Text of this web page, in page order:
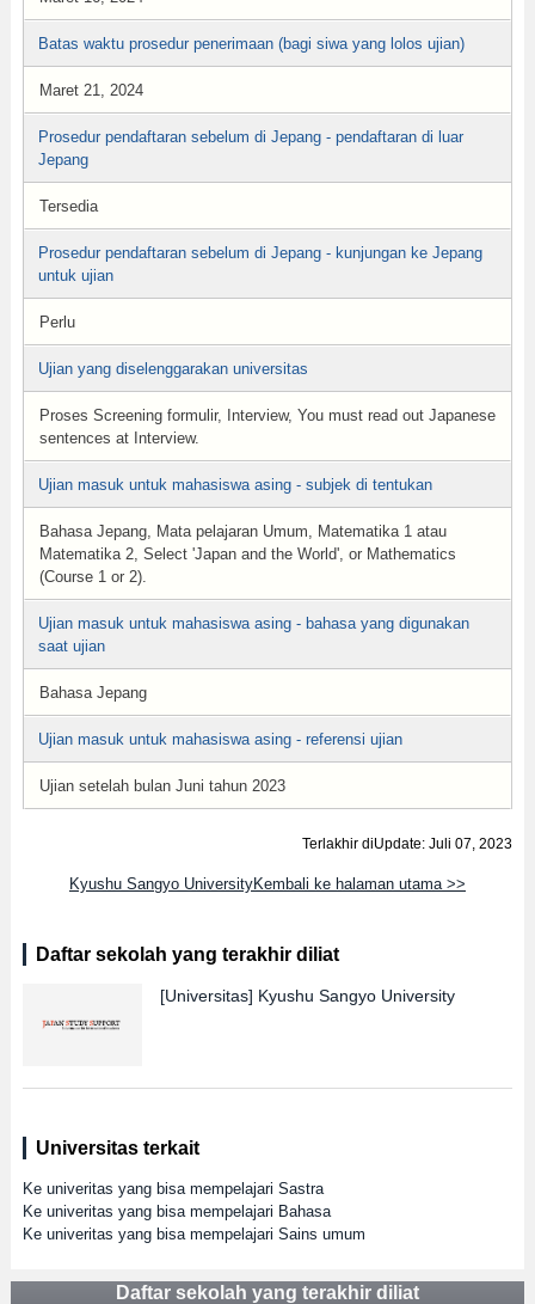
Batas waktu prosedur penerimaan (bagi siwa yang lolos ujian)
Maret 21, 2024
Prosedur pendaftaran sebelum di Jepang - pendaftaran di luar
Jepang
Tersedia
Prosedur pendaftaran sebelum di Jepang - kunjungan ke Jepang
untuk ujian
Perlu
Ujian yang diselenggarakan universitas
Proses Screening formulir, Interview, You must read out Japanese
sentences at Interview.
Ujian masuk untuk mahasiswa asing - subjek di tentukan
Bahasa Jepang, Mata pelajaran Umum, Matematika 1 atau
Matematika 2, Select 'Japan and the World', or Mathematics
(Course 1 or 2).
Ujian masuk untuk mahasiswa asing - bahasa yang digunakan
saat ujian
Bahasa Jepang
Ujian masuk untuk mahasiswa asing - referensi ujian
Ujian setelah bulan Juni tahun 2023
Terlakhir diUpdate: Juli 07, 2023
Kyushu Sangyo UniversityKembali ke halaman utama >>
Daftar sekolah yang terakhir diliat
[Universitas] Kyushu Sangyo University
Universitas terkait
Ke univeritas yang bisa mempelajari Sastra
Ke univeritas yang bisa mempelajari Bahasa
Ke univeritas yang bisa mempelajari Sains umum
Daftar sekolah yang terakhir diliat